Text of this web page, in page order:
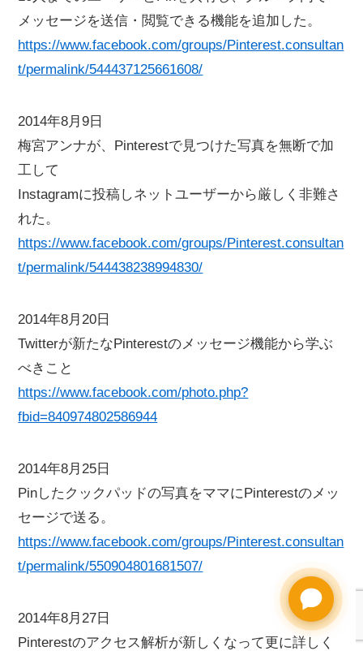
メッセージを送信・閲覧できる機能を追加した。
https://www.facebook.com/groups/Pinterest.consultan
t/permalink/544437125661608/
2014年8月9日
梅宮アンナが、Pinterestで見つけた写真を無断で加
工して
Instagramに投稿しネットユーザーから厳しく非難さ
れた。
https://www.facebook.com/groups/Pinterest.consultan
t/permalink/544438238994830/
2014年8月20日
Twitterが新たなPinterestのメッセージ機能から学ぶ
べきこと
https://www.facebook.com/photo.php?
fbid=840974802586944
2014年8月25日
Pinしたクックパッドの写真をママにPinterestのメッ
セージで送る。
https://www.facebook.com/groups/Pinterest.consultan
t/permalink/550904801681507/
2014年8月27日
Pinterestのアクセス解析が新しくなって更に詳しく